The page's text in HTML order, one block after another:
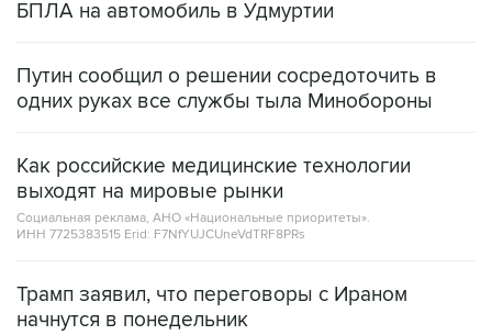
БПЛА на автомобиль в Удмуртии
Путин сообщил о решении сосредоточить в
одних руках все службы тыла Минобороны
Как российские медицинские технологии
выходят на мировые рынки
Социальная реклама, АНО «Национальные приоритеты».
ИНН 7725383515 Erid: F7NfYUJCUneVdTRF8PRs
Трамп заявил, что переговоры с Ираном
начнутся в понедельник